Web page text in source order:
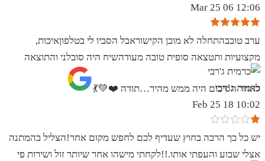
12:06 06 Mar 25
ערב טובבהתחלה לא מובן הקישוראבל הסביו לי בטלפוןאיכות,
מקצועיות ותטצאה סופית טובה מעודהשיח היה סובלני והתוצאה
לאחר הסיכום היה ממש מהיר…תודה ❤️💚💃
כרמית ג’רבי
10:02 18 Feb 25
יש כל כך הרבה בחוץ שעדיף לכם לחפש מקום אחר!הצליל בהמתנה
אצלי שבוע והעפתי אותו.!!לקחתי מישהו אחר שיותר זול ושירות פי